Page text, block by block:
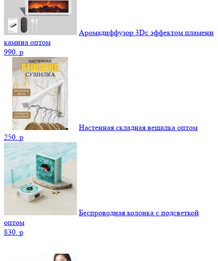
Аромадиффузор 3Dс эффектом пламени
камина оптом
990. p
Настенная складная вешалка оптом
250. p
Беспроводная колонка с подсветкой
оптом
830. p